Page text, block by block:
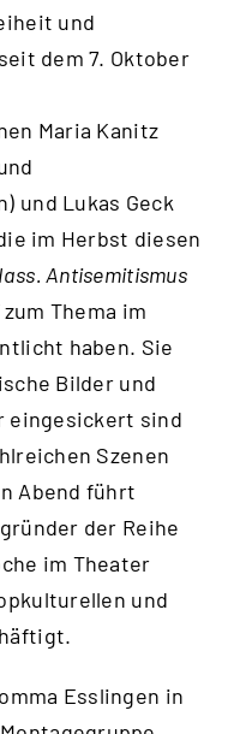
und
dem 7. Oktober
Maria Kanitz
und Lukas Geck
im Herbst diesen
Antisemitismus
zum Thema im
haben. Sie
Bilder und
eingesickert sind
Szenen
Abend führt
der Reihe
im Theater
und
Esslingen in